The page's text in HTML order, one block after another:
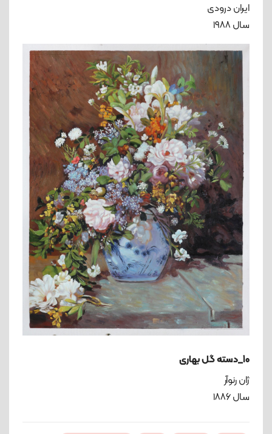
ایران درودی
سال ۱۹۸۸
10_دسته گل بهاری
ژان رنوآر
سال ۱۸۸۶